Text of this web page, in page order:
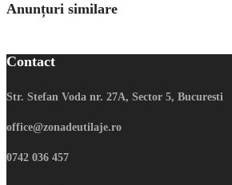
Anunțuri similare
Contact
Str. Stefan Voda nr. 27A, Sector 5, Bucuresti
office@zonadeutilaje.ro
0742 036 457